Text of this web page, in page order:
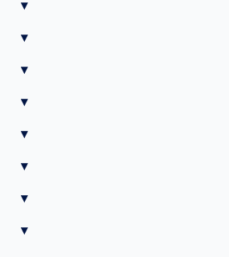
▾
▾
▾
▾
▾
▾
▾
▾